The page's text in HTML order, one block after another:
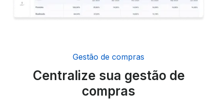
Gestão de compras
Centralize sua gestão de
compras